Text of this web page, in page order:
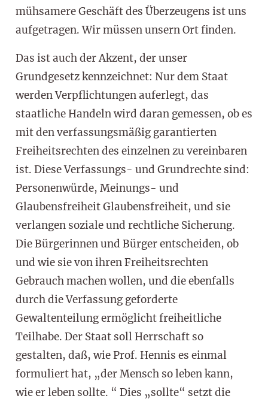
mühsamere Geschäft des Überzeugens ist uns
aufgetragen. Wir müssen unsern Ort finden.
Das ist auch der Akzent, der unser
Grundgesetz kennzeichnet: Nur dem Staat
werden Verpflichtungen auferlegt, das
staatliche Handeln wird daran gemessen, ob es
mit den verfassungsmäßig garantierten
Freiheitsrechten des einzelnen zu vereinbaren
ist. Diese Verfassungs- und Grundrechte sind:
Personenwürde, Meinungs- und
Glaubensfreiheit Glaubensfreiheit, und sie
verlangen soziale und rechtliche Sicherung.
Die Bürgerinnen und Bürger entscheiden, ob
und wie sie von ihren Freiheitsrechten
Gebrauch machen wollen, und die ebenfalls
durch die Verfassung geforderte
Gewaltenteilung ermöglicht freiheitliche
Teilhabe. Der Staat soll Herrschaft so
gestalten, daß, wie Prof. Hennis es einmal
formuliert hat, „der Mensch so leben kann,
wie er leben sollte. “ Dies „sollte“ setzt die